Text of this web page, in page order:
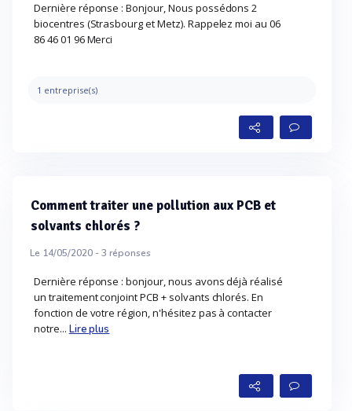
Dernière réponse : Bonjour, Nous possédons 2
biocentres (Strasbourg et Metz). Rappelez moi au 06
86 46 01 96 Merci
1 entreprise(s)
Comment traiter une pollution aux PCB et
solvants chlorés ?
Le 14/05/2020 -3 réponses
Dernière réponse : bonjour, nous avons déjà réalisé
un traitement conjoint PCB + solvants chlorés. En
fonction de votre région, n'hésitez pas à contacter
notre... Lire plus